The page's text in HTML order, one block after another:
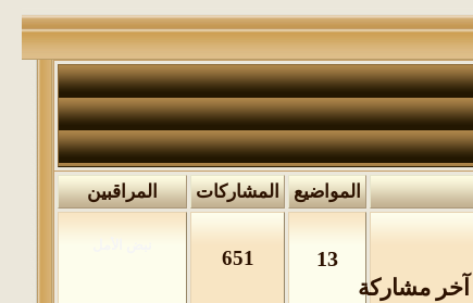
المواضيع المشاركات
المراقبين
13
651